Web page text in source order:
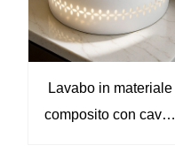
Lavabo in materiale
composito con cavità